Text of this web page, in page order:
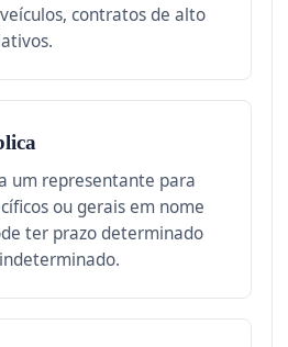
contratos de alto
um representante para
ou gerais em nome
ter prazo determinado